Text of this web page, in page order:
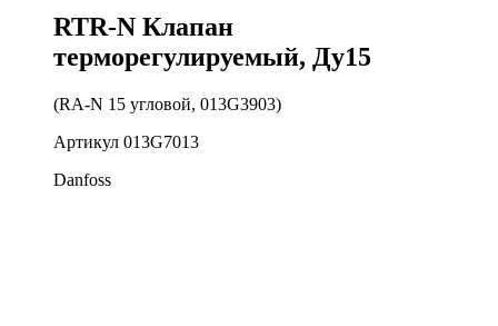
RTR-N Клапан
терморегулируемый, Ду15
(RA-N 15 угловой, 013G3903)
Артикул 013G7013
Danfoss